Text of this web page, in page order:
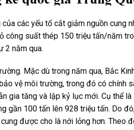
các yếu tố cắt giảm nguồn cung
công suất thép 150 triệu tấn/năm
2 năm qua.
Mặc dù trong năm qua, Bắc
vệ môi trường, trong đó có chính
gia tăng và lập kỷ lục mới. Cụ thể
gần 100 tấn lên 928 triệu tấn. Do
được cho là nới lỏng hơn. Theo